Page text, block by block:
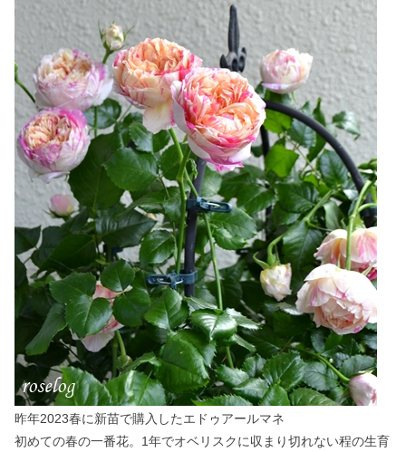
昨年2023春に新苗で購入したエドゥアールマネ
初めての春の一番花。1年でオベリスクに収まり切れない程の生育